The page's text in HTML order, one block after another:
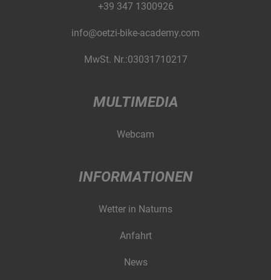
+39 347 1300926
info@oetzi-bike-academy.com
MwSt. Nr.:03031710217
MULTIMEDIA
Webcam
INFORMATIONEN
Wetter in Naturns
Anfahrt
News